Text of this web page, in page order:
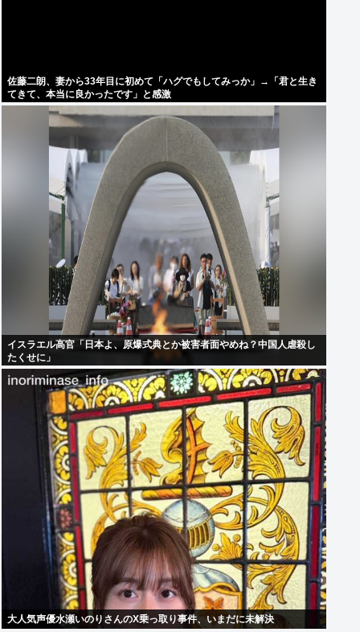
佐藤二朗、妻から33年目に初めて「ハグでもしてみっか」→「君と生き
てきて、本当に良かったです」と感激
イスラエル高官「日本よ、原爆式典とか被害者面やめね？中国人虐殺し
たくせに」
大人気声優水瀬いのりさんのX乗っ取り事件、いまだに未解決